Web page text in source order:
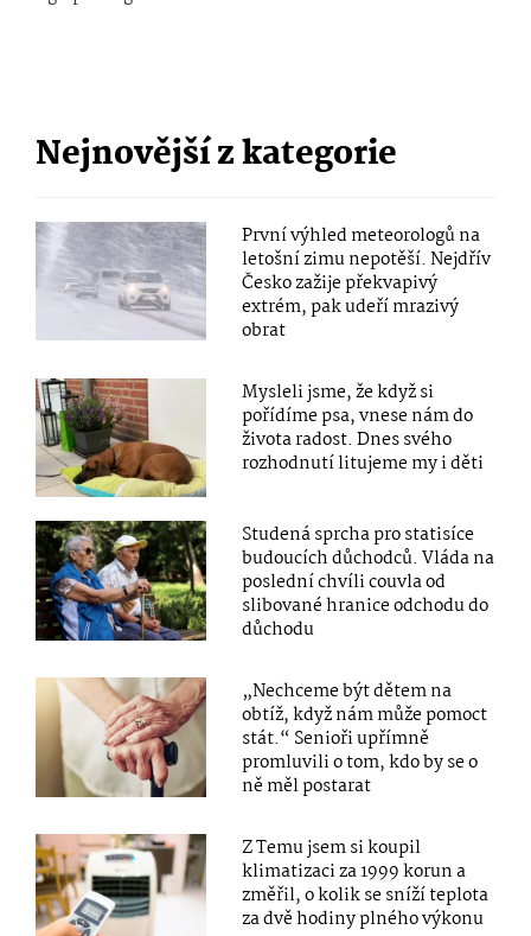
Nejnovější z kategorie
První výhled meteorologů na
letošní zimu nepotěší. Nejdřív
Česko zažije překvapivý
extrém, pak udeří mrazivý
obrat
Mysleli jsme, že když si
pořídíme psa, vnese nám do
života radost. Dnes svého
rozhodnutí litujeme my i děti
Studená sprcha pro statisíce
budoucích důchodců. Vláda na
poslední chvíli couvla od
slibované hranice odchodu do
důchodu
„Nechceme být dětem na
obtíž, když nám může pomoct
stát.“ Senioři upřímně
promluvili o tom, kdo by se o
ně měl postarat
Z Temu jsem si koupil
klimatizaci za 1999 korun a
změřil, o kolik se sníží teplota
za dvě hodiny plného výkonu